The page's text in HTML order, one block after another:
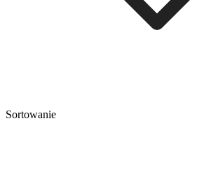
Sortowanie